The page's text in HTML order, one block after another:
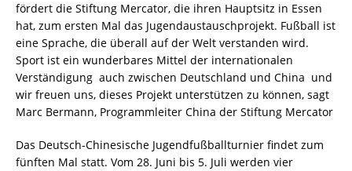
fördert die Stiftung Mercator, die ihren Hauptsitz in Essen
hat, zum ersten Mal das Jugendaustauschprojekt. Fußball ist
eine Sprache, die überall auf der Welt verstanden wird.
Sport ist ein wunderbares Mittel der internationalen
Verständigung  auch zwischen Deutschland und China  und
wir freuen uns, dieses Projekt unterstützen zu können, sagt
Marc Bermann, Programmleiter China der Stiftung Mercator
Das Deutsch-Chinesische Jugendfußballturnier findet zum
fünften Mal statt. Vom 28. Juni bis 5. Juli werden vier